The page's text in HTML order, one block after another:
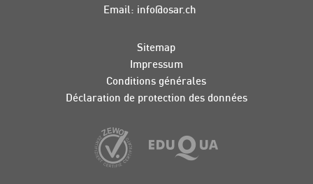
Email: info@osar.ch
Sitemap
Impressum
Conditions générales
Déclaration de protection des données